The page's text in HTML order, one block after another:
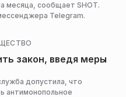
месяца, сообщает SHOT.
Telegram.
закон, введя меры
допустила, что
антимонопольное